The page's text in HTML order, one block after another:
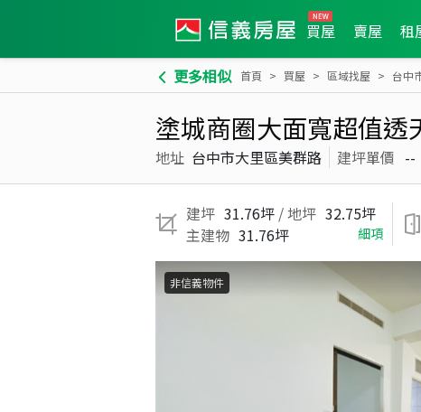
買屋 賣屋 租
更多相似 首頁 買屋 區域找屋 台中
塗城商圈大面寬超值透
地址 台中市大里區美群路 建坪單價 --
建坪 31.76坪 / 地坪 32.75坪
主建物 31.76坪 細項
非信義物件